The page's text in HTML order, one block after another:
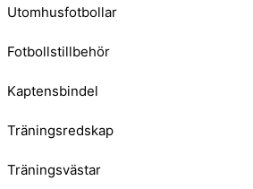
Utomhusfotbollar
Fotbollstillbehör
Kaptensbindel
Träningsredskap
Träningsvästar